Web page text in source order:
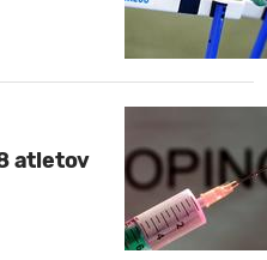
atletov